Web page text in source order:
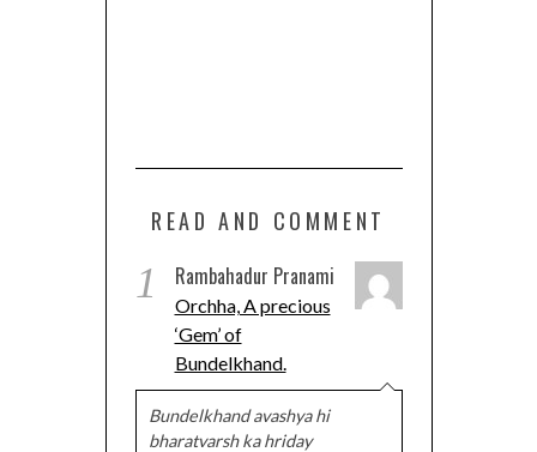
READ AND COMMENT
1 Rambahadur Pranami
Orchha, A precious
‘Gem’ of
Bundelkhand.
Bundelkhand avashya hi
bharatvarsh ka hriday